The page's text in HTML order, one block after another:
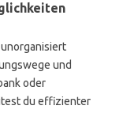
und
oder
du effizienter